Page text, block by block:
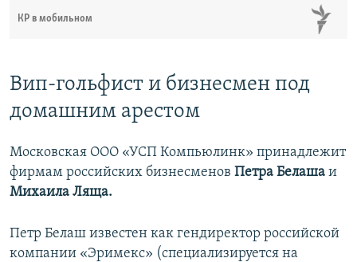
КР в мобильном
Вип-гольфист и бизнесмен под
домашним арестом
Московская ООО «УСП Компьюлинк» принадлежит
фирмам российских бизнесменов Петра Белаша и
Михаила Ляща.
Петр Белаш известен как гендиректор российской
компании «Эримекс» (специализируется на